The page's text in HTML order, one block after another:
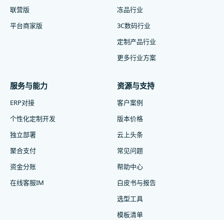
联营版
平台商家版
冻品行业
3C数码行业
定制产品行业
更多行业方案
服务与能力
ERP对接
个性化定制开发
独立部署
聚合支付
资金分账
在线客服IM
资源与支持
客户案例
版本价格
云上头条
常见问题
帮助中心
白皮书与报告
选型工具
模板清单